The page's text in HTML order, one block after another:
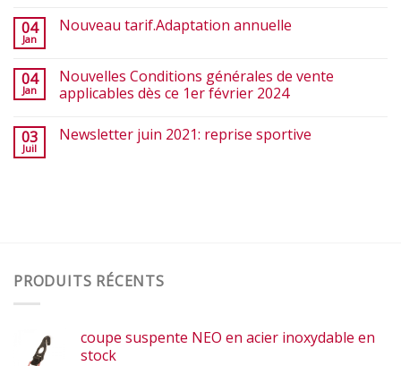
04
Jan
Nouveau tarif.Adaptation annuelle
04
Jan
Nouvelles Conditions générales de vente
applicables dès ce 1er février 2024
03
Juil
Newsletter juin 2021: reprise sportive
PRODUITS RÉCENTS
coupe suspente NEO en acier inoxydable en
stock